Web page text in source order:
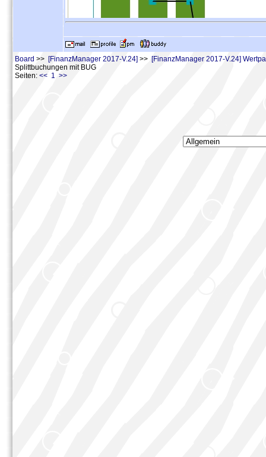
Board >> [FinanzManager 2017-V.24] >> [FinanzManager 2017-V.24]
Splittbuchungen mit BUG
Seiten: << 1 >>